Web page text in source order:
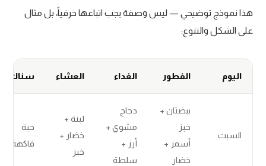
هذا نموذج توضيحي — ليس وصفة يجب اتباعها حرفياً، بل مثال
على الشكل والتنوع:
اليوم الفطور الغداء العشاء سناك
السبت
بيضتان +
خبز
أسمر +
خضار
دجاج
مشوي +
أرز +
سلطة
لبنة +
خضار +
خبز
حبة
فاكهة